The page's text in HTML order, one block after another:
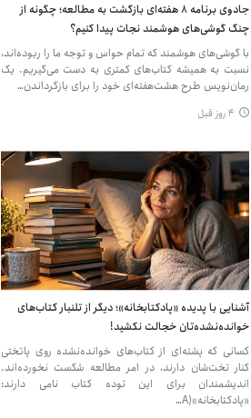
جادوی برنامه ۸ هفته‌ای بازگشت به مطالعه؛ چگونه از
چنگ گوشی‌های هوشمند نجات پیدا کنیم؟
با گوشی‌های هوشمند که تمام حواس و توجه ما را ربوده‌اند،
نسبت به همیشه کتاب‌های کمتری به دست می‌گیریم. یک
رمان‌نویس طرح هشت‌هفته‌ای خود را برای بازگرداندن…
۴ روز قبل
آشنایی با پدیده «پادکتابخانه»؛ دیگر از تلنبار کتاب‌های
خوانده‌نشده‌تان خجالت نکشید!
کسانی که پشته‌ای از کتاب‌های خوانده‌نشده روی پاتختی
کنار تخت‌شان دارند، در امر مطالعه شکست نخورده‌اند.
اندیشمندان برای این توده کتاب نامی دارند:
«پادکتابخانه»(A…